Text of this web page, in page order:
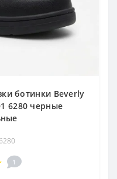
ботинки Beverly
6280 черные
1